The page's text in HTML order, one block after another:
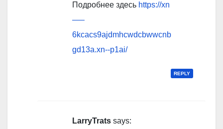
Подробнее здесь https://xn
—–
6kcacs9ajdmhcwdcbwwcnb
gd13a.xn--p1ai/
REPLY
LarryTrats says: